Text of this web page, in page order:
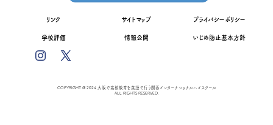
リンク サイトマップ プライバシーポリシー
学校評価 情報公開 いじめ防止基本方針
COPYRIGHT @ 2024 大阪で高校教育を英語で行う関西インターナショナルハイスクール
ALL RIGHTS RESERVED.